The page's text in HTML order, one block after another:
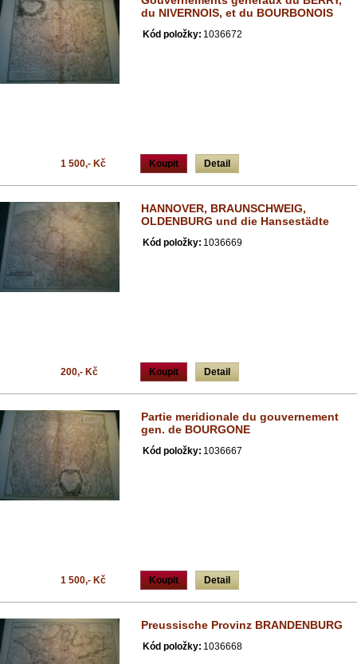
du NIVERNOIS, et du BOURBONOIS
Kód položky: 1036672
Koupit Detail
1 500,- Kč
HANNOVER, BRAUNSCHWEIG,
OLDENBURG und die Hansestädte
Kód položky: 1036669
Koupit Detail
200,- Kč
Partie meridionale du gouvernement
gen. de BOURGONE
Kód položky: 1036667
Koupit Detail
1 500,- Kč
Preussische Provinz BRANDENBURG
Kód položky: 1036668